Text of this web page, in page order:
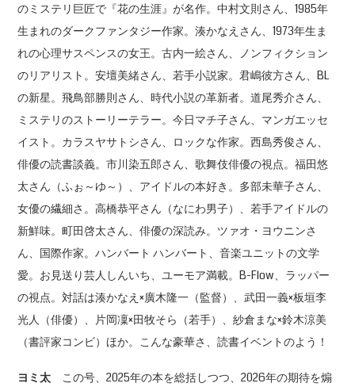
のミステリ巨匠で『花の生涯』が名作。中村文則さん、1985年
生まれのダークファンタジー作家。湊かなえさん、1973年生ま
れの心理サスペンスの女王。古内一絵さん、ノンフィクション
のリアリスト。安壇美緒さん、若手小説家。君嶋彼方さん、BL
の新星。飛鳥部勝則さん、時代小説の革新者。道尾秀介さん、
ミステリのストーリーテラー。今日マチ子さん、マンガエッセ
イスト。カラスヤサトシさん、ロックな作家。西島秀俊さん、
俳優の読書談義。市川染五郎さん、歌舞伎俳優の視点。福田悠
太さん（ふぉ～ゆ～）、アイドルの本好き。多部未華子さん、
女優の繊細さ。高橋恭平さん（なにわ男子）、若手アイドルの
新鮮味。町田啓太さん、俳優の深読み。ツァオ・ヨウニンさ
ん、国際作家。ハンバート ハンバート、音楽ユニットの文学
愛。お見送り芸人しんいち、ユーモア満載。B-Flow、ラッパー
の視点。対話は湊かなえ×廣木隆一（監督）、武田一義×板垣李
光人（俳優）、片岡凜×田牧そら（若手）、紗倉まな×鈴木涼美
（書評家コンビ）ほか。こんな豪華さ、読書イベントのよう！
ヨミ太 この号、2025年の本を総括しつつ、2026年の期待を煽